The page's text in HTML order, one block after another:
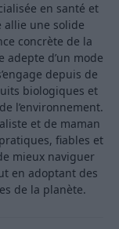
en santé et
allie une solide
concrète de la
d’un mode
depuis de
biologiques et
l’environnement.
et de maman
fiables et
mieux naviguer
en adoptant des
de la planète.